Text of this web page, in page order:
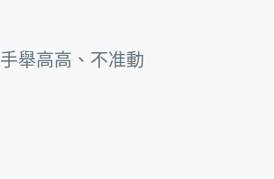
手舉高高、不准動